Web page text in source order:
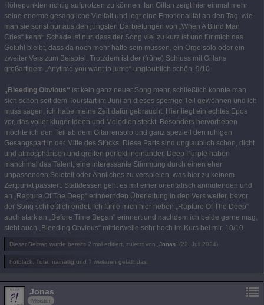
Höhepunkten richtig aufprotzen zu können. Ian Gillan zeigt hier einmal mehr
seine enorme gesangliche Vielfalt und legt eine Emotionalität an den Tag, wie
man sie sonst nur aus den jüngsten Darbietungen von „When A Blind Man
Cries“ kennt. Schade ist nur, dass der Song viel zu kurz ist und für mich das
Gefühl bleibt, dass da noch mehr hätte sein müssen, ein Orgelsolo oder ein
zweiter Vers zum Beispiel. Trotzdem ist der (frühe) Schluss mit Gillans
großartigem „Anytime you want to jump“ unglaublich schön. 9/10
„Bleeding Obvious“ ist kein ganz neuer Song mehr, schließlich konnte man
sich schon seit dem Tourstart im Juni an dieses sperrige Teil gewöhnen und ich
muss sagen, ich habe meine Zeit dafür gebraucht. Hier liegt ein echtes Epos
vor, das voller kluger Ideen und Melodien steckt. Besonders hervorheben
möchte ich den Teil ab dem Gitarrensolo und ganz speziell den ruhigen
Gesangspart in der Mitte des Stücks. Diese Parts sind unglaublich schön, dicht
und atmosphärisch und greifen perfekt ineinander. Deep Purple haben
manchmal das Talent, eine interessante Stimmung durch einen eher
unpassenden Soloteil oder Ähnliches zu verspielen, was hier zu keinem
Zeitpunkt passiert. Stattdessen geht es mit einer orientalisch anmutenden und
an „Rapture Of The Deep“ erinnernden Überleitung in den Vers weiter, bevor
der Song schließlich endet. Ich fühle mich hier neben „Rapture Of The Deep“
auch stark an „Before Time Began“ erinnert und nachdem ich beide gerne mag,
steht auch „Bleeding Obvious“ mittlerweile sehr hoch im Kurs bei mir. 10/10.
Dieser Beitrag wurde bereits 2 mal editiert, zuletzt von „ Jonas“ (22. Juli 2024)
hotblack, Tute, nainallig und 7 weiteren gefällt das.
Jonas
Meister